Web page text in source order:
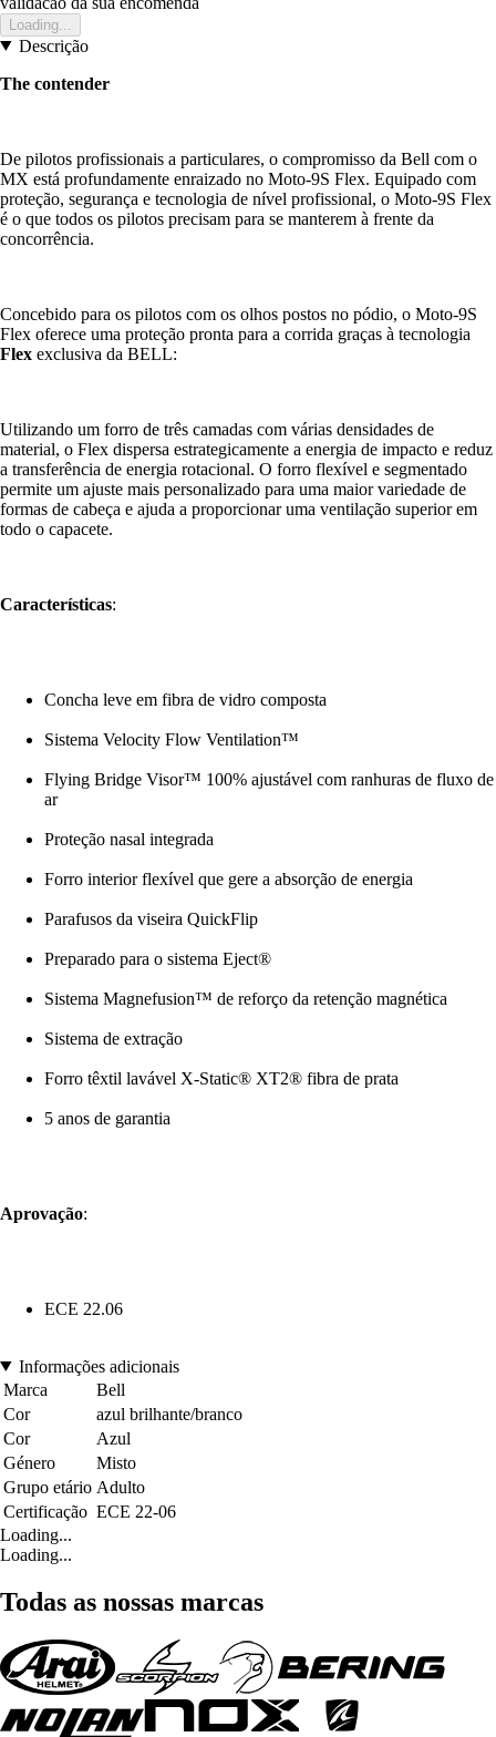
Loading...
Descrição
The contender
De pilotos profissionais a particulares, o compromisso da Bell com o
MX está profundamente enraizado no Moto-9S Flex. Equipado com
proteção, segurança e tecnologia de nível profissional, o Moto-9S Flex
é o que todos os pilotos precisam para se manterem à frente da
concorrência.
Concebido para os pilotos com os olhos postos no pódio, o Moto-9S
Flex oferece uma proteção pronta para a corrida graças à tecnologia
Flex exclusiva da BELL:
Utilizando um forro de três camadas com várias densidades de
material, o Flex dispersa estrategicamente a energia de impacto e reduz
a transferência de energia rotacional. O forro flexível e segmentado
permite um ajuste mais personalizado para uma maior variedade de
formas de cabeça e ajuda a proporcionar uma ventilação superior em
todo o capacete.
Características:
Concha leve em fibra de vidro composta
Sistema Velocity Flow Ventilation™
Flying Bridge Visor™ 100% ajustável com ranhuras de fluxo de
ar
Proteção nasal integrada
Forro interior flexível que gere a absorção de energia
Parafusos da viseira QuickFlip
Preparado para o sistema Eject®
Sistema Magnefusion™ de reforço da retenção magnética
Sistema de extração
Forro têxtil lavável X-Static® XT2® fibra de prata
5 anos de garantia
Aprovação:
ECE 22.06
Informações adicionais
Marca
Bell
Cor
azul brilhante/branco
Cor
Azul
Género
Misto
Grupo etário Adulto
Certificação ECE 22-06
Loading...
Loading...
Todas as nossas marcas